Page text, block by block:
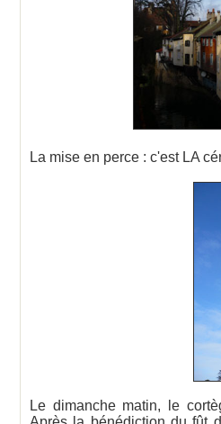
La mise en perce : c'est LA
Le dimanche matin, le